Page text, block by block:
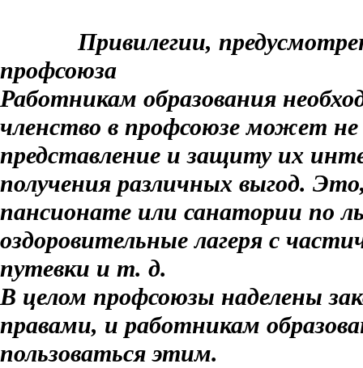
Привилегии,
профсоюза
Работникам образования
членство в профсоюзе может
представление и защиту их
получения различных выгод.
пансионате или санатории по
оздоровительные лагеря с
путевки и т. д.
В целом профсоюзы наделены
правами, и работникам
пользоваться этим.